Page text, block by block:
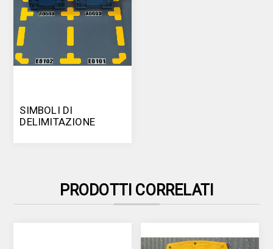
SIMBOLI DI
DELIMITAZIONE
PRODOTTI CORRELATI